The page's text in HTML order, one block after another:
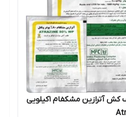
سم علف کش آترازین مشکفام 1کیلویی